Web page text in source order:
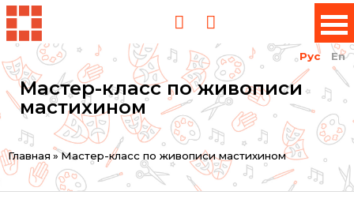
Рус En
Мастер-класс по живописи
мастихином
Вы
здесь
Главная »Мастер-класс по живописи мастихином